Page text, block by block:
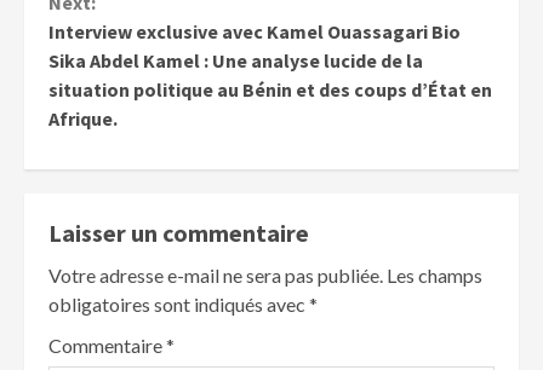
Interview exclusive avec Kamel Ouassagari Bio
Sika Abdel Kamel : Une analyse lucide de la
situation politique au Bénin et des coups d’État en
Afrique.
Laisser un commentaire
Votre adresse e-mail ne sera pas publiée. Les champs
obligatoires sont indiqués avec *
Commentaire*